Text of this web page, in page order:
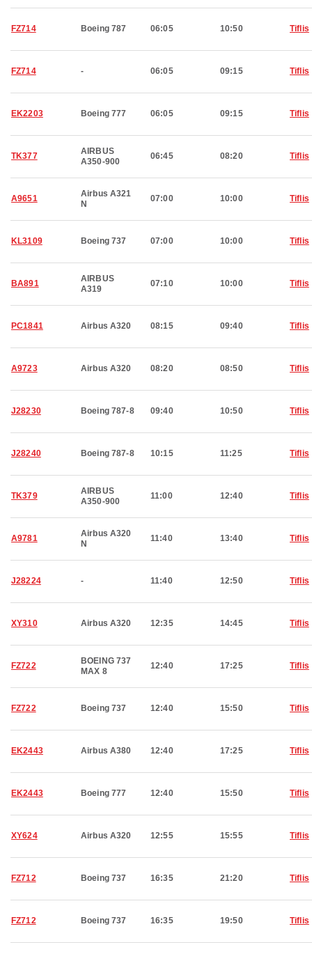
FZ714 Boeing 787 06:05 10:50 Tiflis
FZ714 - 06:05 09:15 Tiflis
EK2203 Boeing 777 06:05 09:15 Tiflis
TK377
AIRBUS
A350-900
06:45 08:20 Tiflis
A9651
Airbus A321
N
07:00 10:00 Tiflis
KL3109 Boeing 737 07:00 10:00 Tiflis
BA891
AIRBUS
A319
07:10 10:00 Tiflis
PC1841 Airbus A320 08:15 09:40 Tiflis
A9723 Airbus A320 08:20 08:50 Tiflis
J28230 Boeing 787-8 09:40 10:50 Tiflis
J28240 Boeing 787-8 10:15 11:25 Tiflis
TK379
AIRBUS
A350-900
11:00 12:40 Tiflis
A9781
Airbus A320
N
11:40 13:40 Tiflis
J28224 - 11:40 12:50 Tiflis
XY310 Airbus A320 12:35 14:45 Tiflis
FZ722
BOEING 737
MAX 8
12:40 17:25 Tiflis
FZ722 Boeing 737 12:40 15:50 Tiflis
EK2443 Airbus A380 12:40 17:25 Tiflis
EK2443 Boeing 777 12:40 15:50 Tiflis
XY624 Airbus A320 12:55 15:55 Tiflis
FZ712 Boeing 737 16:35 21:20 Tiflis
FZ712 Boeing 737 16:35 19:50 Tiflis